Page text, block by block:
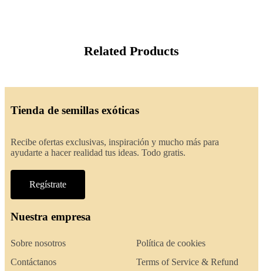
Related Products
Tienda de semillas exóticas
Recibe ofertas exclusivas, inspiración y mucho más para
ayudarte a hacer realidad tus ideas. Todo gratis.
Regístrate
Nuestra empresa
Sobre nosotros
Contáctanos
Política de cookies
Terms of Service & Refund